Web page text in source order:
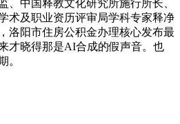
、中国释教文化研究所施行所长、
术及职业资历评审局学科专家释净
洛阳市住房公积金办理核心发布最
才晓得那是AI合成的假声音。也
。